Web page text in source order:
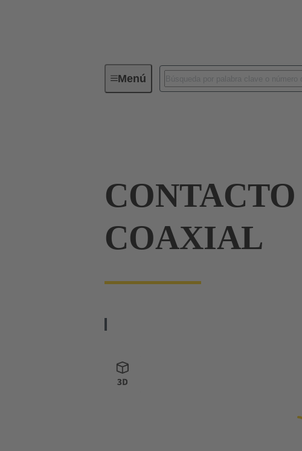
MenúConectividad de dispositivos
CONTACTO
COAXIAL